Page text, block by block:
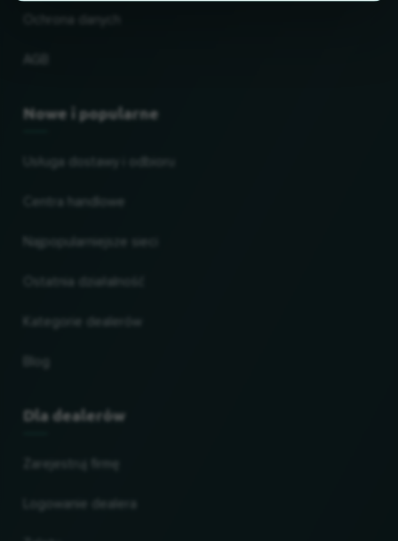
Nowe i popularne
Centra handlowe
Najpopularniejsze sieci
Dla dealerów
Zarejestruj firmę
Logowanie dealera